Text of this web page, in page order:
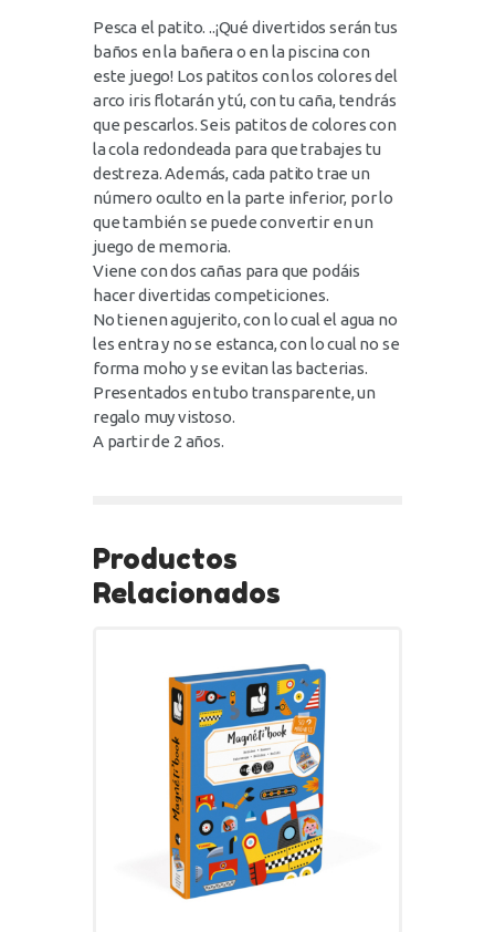
Pesca el patito. ..¡Qué divertidos serán tus
baños en la bañera o en la piscina con
este juego! Los patitos con los colores del
arco iris flotarán y tú, con tu caña, tendrás
que pescarlos. Seis patitos de colores con
la cola redondeada para que trabajes tu
destreza. Además, cada patito trae un
número oculto en la parte inferior, por lo
que también se puede convertir en un
juego de memoria.
Viene con dos cañas para que podáis
hacer divertidas competiciones.
No tienen agujerito, con lo cual el agua no
les entra y no se estanca, con lo cual no se
forma moho y se evitan las bacterias.
Presentados en tubo transparente, un
regalo muy vistoso.
A partir de 2 años.
Productos
Relacionados